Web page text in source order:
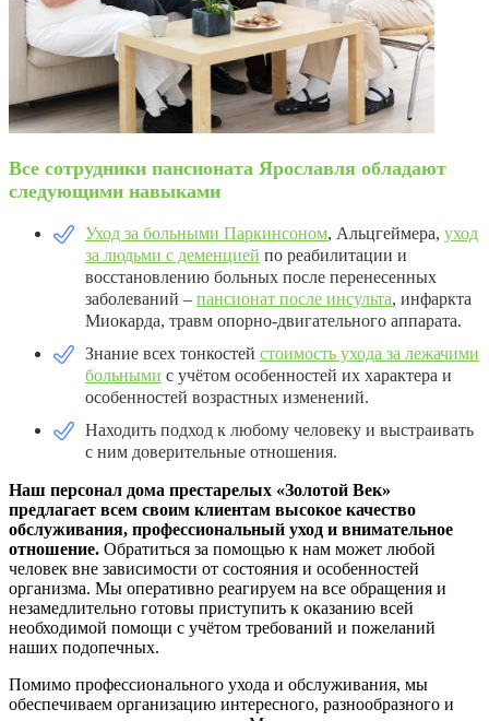
Все сотрудники пансионата Ярославля обладают
следующими навыками
Уход за больными Паркинсоном, Альцгеймера, уход
за людьми с деменцией по реабилитации и
восстановлению больных после перенесенных
заболеваний – пансионат после инсульта, инфаркта
Миокарда, травм опорно-двигательного аппарата.
Знание всех тонкостей стоимость ухода за лежачими
больными с учётом особенностей их характера и
особенностей возрастных изменений.
Находить подход к любому человеку и выстраивать
с ним доверительные отношения.
Наш персонал дома престарелых «Золотой Век»
предлагает всем своим клиентам высокое качество
обслуживания, профессиональный уход и внимательное
отношение. Обратиться за помощью к нам может любой
человек вне зависимости от состояния и особенностей
организма. Мы оперативно реагируем на все обращения и
незамедлительно готовы приступить к оказанию всей
необходимой помощи с учётом требований и пожеланий
наших подопечных.
Помимо профессионального ухода и обслуживания, мы
обеспечиваем организацию интересного, разнообразного и